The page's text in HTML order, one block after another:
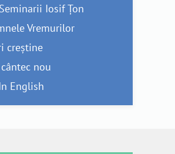
Iosif Țon
Vremurilor
creștine
nou
English